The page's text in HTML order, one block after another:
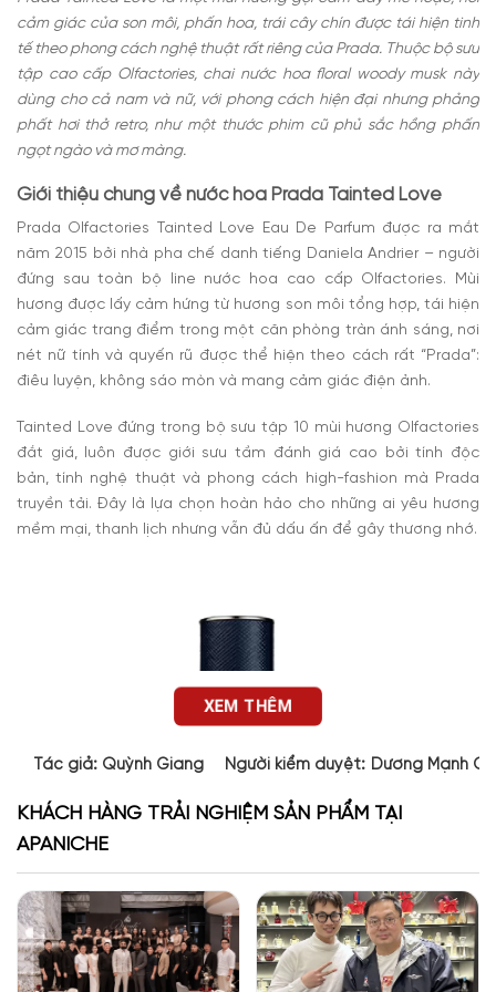
cảm giác của son môi, phấn hoa, trái cây chín được tái hiện tinh
tế theo phong cách nghệ thuật rất riêng của Prada. Thuộc bộ sưu
tập cao cấp Olfactories, chai nước hoa floral woody musk này
dùng cho cả nam và nữ, với phong cách hiện đại nhưng phảng
phất hơi thở retro, như một thước phim cũ phủ sắc hồng phấn
ngọt ngào và mơ màng.
Giới thiệu chung về nước hoa Prada Tainted Love
Prada Olfactories Tainted Love Eau De Parfum được ra mắt
năm 2015 bởi nhà pha chế danh tiếng Daniela Andrier – người
đứng sau toàn bộ line nước hoa cao cấp Olfactories. Mùi
hương được lấy cảm hứng từ hương son môi tổng hợp, tái hiện
cảm giác trang điểm trong một căn phòng tràn ánh sáng, nơi
nét nữ tính và quyến rũ được thể hiện theo cách rất “Prada”:
điêu luyện, không sáo mòn và mang cảm giác điện ảnh.
Tainted Love đứng trong bộ sưu tập 10 mùi hương Olfactories
đắt giá, luôn được giới sưu tầm đánh giá cao bởi tính độc
bản, tính nghệ thuật và phong cách high-fashion mà Prada
truyền tải. Đây là lựa chọn hoàn hảo cho những ai yêu hương
mềm mại, thanh lịch nhưng vẫn đủ dấu ấn để gây thương nhớ.
XEM THÊM
Tác giả: Quỳnh Giang Người kiểm duyệt: Dương Mạnh
KHÁCH HÀNG TRẢI NGHIỆM SẢN PHẨM TẠI
APANICHE